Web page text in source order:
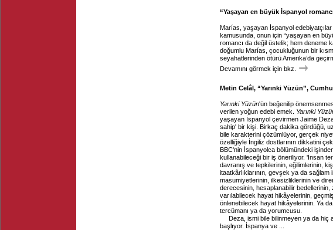
“Yaşayan en büyük İspanyol
Marías, yaşayan İspanyol
kamusunda, onun için “yaşayan en
romancı da değil üstelik; hem deneme
doğumlu Marías, çocukluğunun bir
seyahatlerinden ötürü Amerika’da
Devamını görmek için bkz.
Metin Celâl, “Yarınki Yüzün”,
Yarınki Yüzün'ün beğenilip
verilen yoğun edebi emek. Yarınki
yaşayan İspanyol çevirmen Jaime
sahip' bir kişi. Birkaç dakika gördüğü,
bile karakterini çözümlüyor, gerçek
özelliğiyle İngiliz dostlarının dikkatini
BBC'nin İspanyolca bölümündeki
kullanabileceği bir iş öneriliyor. 'İnsan
davranış ve tepkilerinin, eğilimlerinin,
itaatkârlıklarının, gevşek ya da sağlam
masumiyetlerinin, ilkesizliklerinin ve
derecesinin, hesaplanabilir bedellerinin,
varılabilecek hayat hikâyelerinin,
önlenebilecek hayat hikâyelerinin. Ya
tercümanı ya da yorumcusu.
Deza, ismi bile bilinmeyen ya da hiç
başlıyor. İspanya ve ...